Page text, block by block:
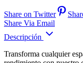
Share on Twitter
Share Via Email
Descripción
Transforma cualquier